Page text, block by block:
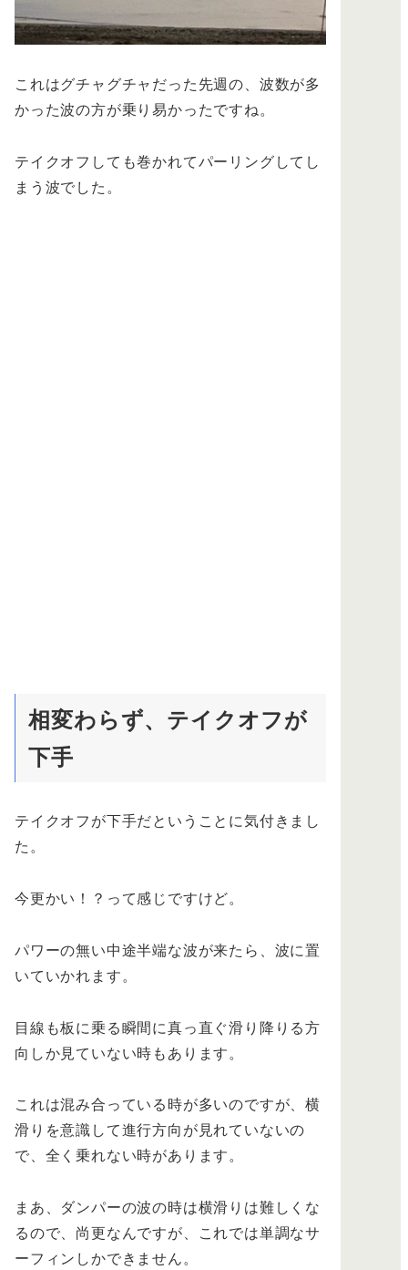
これはグチャグチャだった先週の、波数が多
かった波の方が乗り易かったですね。
テイクオフしても巻かれてパーリングしてし
まう波でした。
相変わらず、テイクオフが
下手
テイクオフが下手だということに気付きまし
た。
今更かい！？って感じですけど。
パワーの無い中途半端な波が来たら、波に置
いていかれます。
目線も板に乗る瞬間に真っ直ぐ滑り降りる方
向しか見ていない時もあります。
これは混み合っている時が多いのですが、横
滑りを意識して進行方向が見れていないの
で、全く乗れない時があります。
まあ、ダンパーの波の時は横滑りは難しくな
るので、尚更なんですが、これでは単調なサ
ーフィンしかできません。